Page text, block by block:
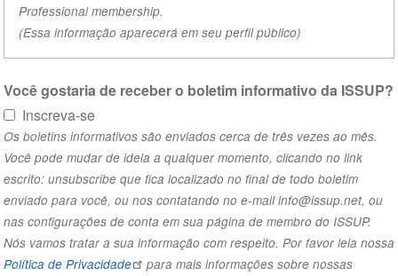
Professional membership.
(Essa informação aparecerá em seu perfil público)
Você gostaria de receber o boletim informativo da ISSUP?
Inscreva-se
Os boletins informativos são enviados cerca de três vezes ao mês.
Você pode mudar de ideia a qualquer momento, clicando no link
escrito: unsubscribe que fica localizado no final de todo boletim
enviado para você, ou nos contatando no e-mail info@issup.net, ou
nas configurações de conta em sua página de membro do ISSUP.
Nós vamos tratar a sua informação com respeito. Por favor leia nossa
Política de Privacidade
para mais informações sobre nossas